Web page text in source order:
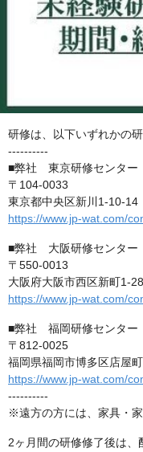
研修は、以下いずれかの
----------
■弊社 東京研修センター
〒104-0033
東京都中央区新川1-10-
https://www.jp-wat.com/
■弊社 大阪研修センター
〒550-0013
大阪府大阪市西区新町1-
https://www.jp-wat.com/
■弊社 福岡研修センター
〒812-0025
福岡県福岡市博多区店屋
https://www.jp-wat.com/
----------
※遠方の方には、家具・
2ヶ月間の研修修了後は、